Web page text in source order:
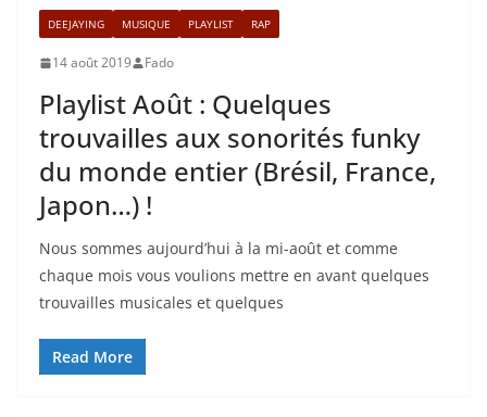
DEEJAYING MUSIQUE PLAYLIST RAP
14 août 2019 Fado
Playlist Août : Quelques
trouvailles aux sonorités funky
du monde entier (Brésil, France,
Japon…) !
Nous sommes aujourd’hui à la mi-août et comme
chaque mois vous voulions mettre en avant quelques
trouvailles musicales et quelques
Read More